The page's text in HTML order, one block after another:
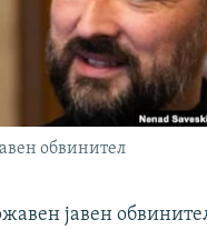
обвинител
јавен